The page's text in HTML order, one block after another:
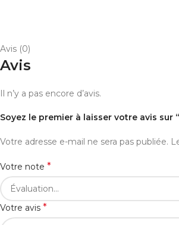
Avis (0)
Avis
Il n’y a pas encore d’avis.
Soyez le premier à laisser votre avis sur
Votre adresse e-mail ne sera pas publiée.
Votre note *
Votre avis *